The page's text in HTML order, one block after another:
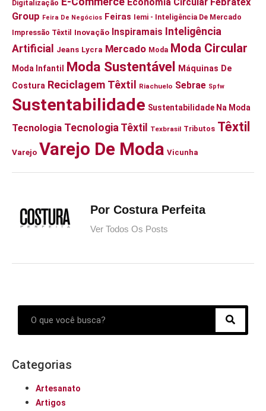
Digitalização
Group Feira De Negócios Feiras Iemi - Inteligência De Mercado
Impressão Têxtil Inovação Inspiramais Inteligência
Artificial
Jeans Lycra Mercado Moda Moda Circular
Moda Infantil Moda Sustentável Máquinas De
Costura Reciclagem Têxtil Riachuelo Sebrae Spfw
Sustentabilidade Sustentabilidade Na Moda
Tecnologia Tecnologia Têxtil Texbrasil Tributos Têxtil
Varejo Varejo De Moda Vicunha
Por Costura Perfeita
Ver Todos Os Posts
Categorias
Artesanato
Artigos